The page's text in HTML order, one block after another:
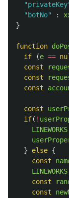
"privateKey
" botNo" :
}
function
if
(e ==
const
const
const
const
if( !
LINEWORKS
}
else {
const
LINEWORKS
const
const